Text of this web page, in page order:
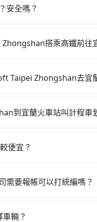
一些私家車充當營業用
安全嗎？
步比您更重視。搭乘高鐵前往
最早07:12到23:52，
價40元，再用10分鐘出
負擔260元車資，而且更
Taipei Zhongshan去宜
邊可隨租隨借的iRent應
去，但額外的汽車保險
租車都好像在開樂透一
者載行李時，就顯得非
到宜蘭火車站叫計程車
附近的計程車隊，如長
質上，tripool都是你從
便宜？
會有煙味、或者車齡過
」的比例。這不僅體現
需要報帳可以打統編嗎？
頭與統編，可向國稅局
輛？